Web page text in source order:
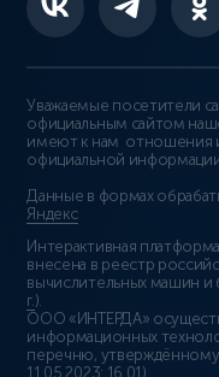
Уважаемые посетители
официальным сайтом
имеют к нам отношения
официальной
Данные в формах
Яндекс
Интерактивная
внесена в реестр
вычислительных машин и
г.).
ООО «ИНТЕРДА»
информационных
перечню,
11.05.2023: 16.01)